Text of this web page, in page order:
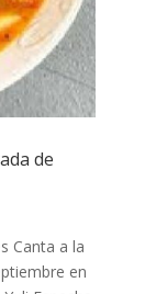
de
Canta a la
en